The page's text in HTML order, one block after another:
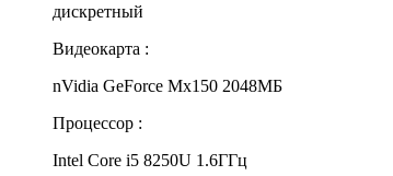
дискретный
Видеокарта :
nVidia GeForce Mx150 2048МБ
Процессор :
Intel Core i5 8250U 1.6ГГц